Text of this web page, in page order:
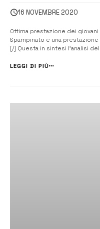
16 NOVEMBRE 2020
Ottima prestazione dei
Spampinato e una
[/] Questa in sintesi l’analisi
di Palermo C5, che però pone
LEGGI DI PIÙ